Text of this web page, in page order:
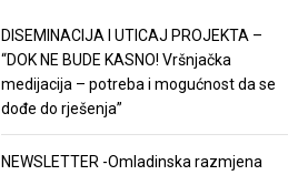
DISEMINACIJA I UTICAJ PROJEKTA –
“DOK NE BUDE KASNO! Vršnjačka
medijacija – potreba i mogućnost da se
dođe do rješenja”
NEWSLETTER -Omladinska razmjena